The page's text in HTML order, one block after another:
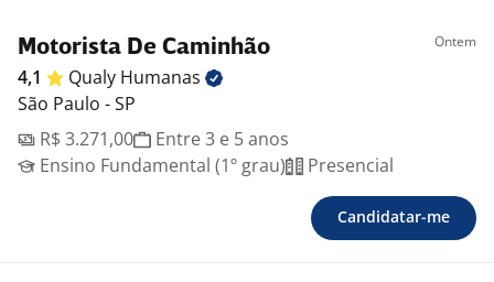
Motorista De Caminhão Ontem
4,1 Qualy Humanas
São Paulo - SP
R$ 3.271,00
Entre 3 e 5 anos
Ensino Fundamental (1º grau)
Presencial
Candidatar-me